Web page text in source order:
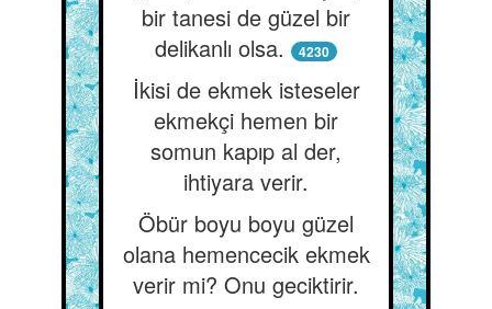
bir tanesi de güzel bir
delikanlı olsa.
4230
İkisi de ekmek isteseler
ekmekçi hemen bir
somun kapıp al der,
ihtiyara verir.
Öbür boyu boyu güzel
olana hemencecik ekmek
verir mi? Onu geciktirir.